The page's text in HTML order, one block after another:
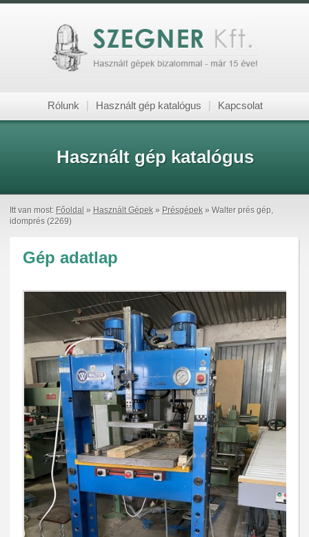
Rólunk Használt gép katalógus Kapcsolat
Használt gép katalógus
Itt van most: Főoldal » Használt Gépek » Présgépek » Walter prés gép,
idomprés (2269)
Gép adatlap